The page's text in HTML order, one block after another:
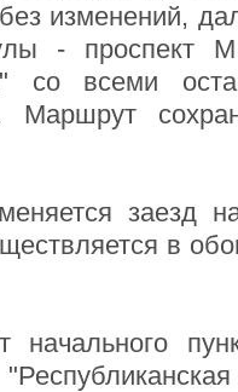
изменений,
- проспект
со всеми
Маршрут
заезд
в